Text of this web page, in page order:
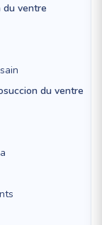
du ventre
du ventre